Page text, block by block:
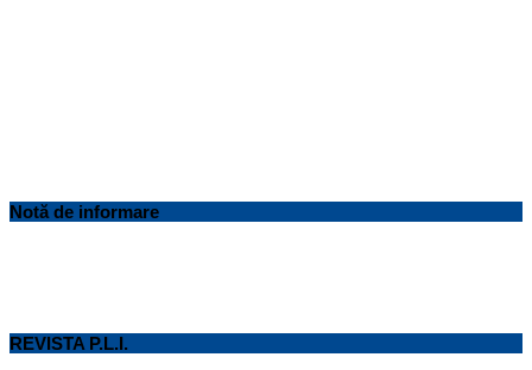
Notă de informare
REVISTA P.L.I.